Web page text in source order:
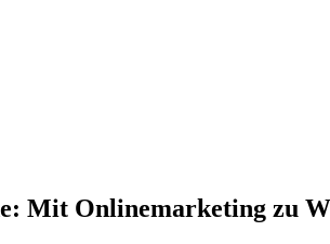
Mit Onlinemarketing zu